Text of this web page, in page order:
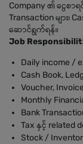
Company ၏ ငွေစာ
Transaction များ၊
ဆောင်ရွက်ရန်။
Job
Daily income /
Cash Book,
Voucher,
Monthly
Bank
Tax နှင့် related
Stock /